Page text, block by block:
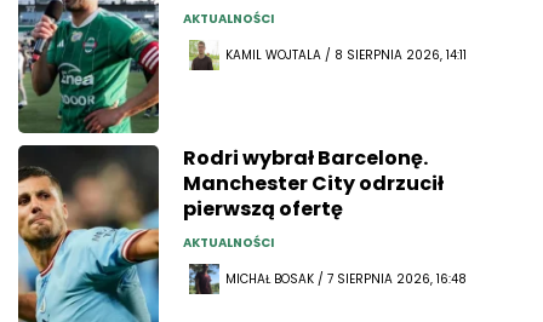
AKTUALNOŚCI
KAMIL WOJTALA / 8 SIERPNIA 2026, 14:11
Rodri wybrał Barcelonę.
Manchester City odrzucił
pierwszą ofertę
AKTUALNOŚCI
MICHAŁ BOSAK / 7 SIERPNIA 2026, 16:48